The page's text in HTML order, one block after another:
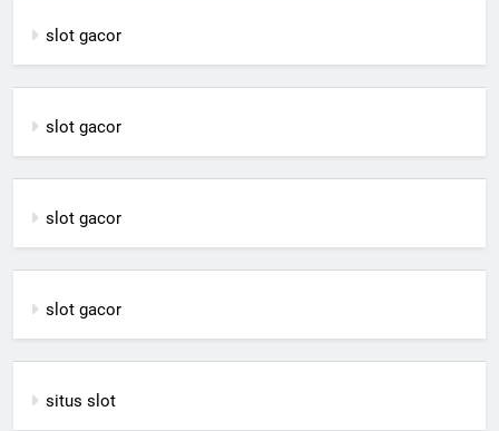
slot gacor
slot gacor
slot gacor
slot gacor
situs slot